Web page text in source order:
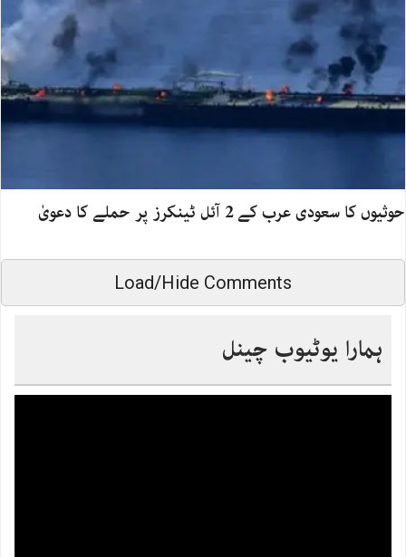
حوثیوں کا سعودی عرب کے 2 آئل ٹینکرز پر حملے کا دعویٰ
Load/Hide Comments
ہمارا یوٹیوب چینل